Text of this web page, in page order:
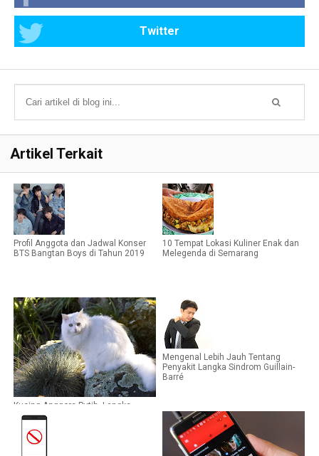
Twitter
Artikel Terkait
Profil Anggota dan Jadwal Konser
BTS Bangtan Boys di Tahun 2019
10 Tempat Lokasi Kuliner Enak dan
Melegenda di Semarang
Kucing Anggora Putih, Langka,
Dilindungi, Namun Banyak Dicari
Mengenal Lebih Jauh Tentang
Penyakit Langka Sindrom Guillain-
Barré